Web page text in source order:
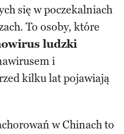
się w poczekalniach
To osoby, które
ludzki
i
kilku lat pojawiają
w Chinach to